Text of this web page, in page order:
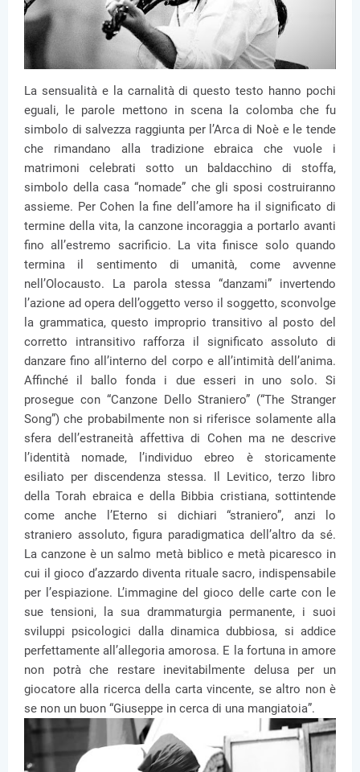
La sensualità e la carnalità di questo testo hanno pochi
eguali, le parole mettono in scena la colomba che fu
simbolo di salvezza raggiunta per l’Arca di Noè e le tende
che rimandano alla tradizione ebraica che vuole i
matrimoni celebrati sotto un baldacchino di stoffa,
simbolo della casa “nomade” che gli sposi costruiranno
assieme. Per Cohen la fine dell’amore ha il significato di
termine della vita, la canzone incoraggia a portarlo avanti
fino all’estremo sacrificio. La vita finisce solo quando
termina il sentimento di umanità, come avvenne
nell’Olocausto. La parola stessa “danzami” invertendo
l’azione ad opera dell’oggetto verso il soggetto, sconvolge
la grammatica, questo improprio transitivo al posto del
corretto intransitivo rafforza il significato assoluto di
danzare fino all’interno del corpo e all’intimità dell’anima.
Affinché il ballo fonda i due esseri in uno solo. Si
prosegue con “Canzone Dello Straniero” (“The Stranger
Song”) che probabilmente non si riferisce solamente alla
sfera dell’estraneità affettiva di Cohen ma ne descrive
l’identità nomade, l’individuo ebreo è storicamente
esiliato per discendenza stessa. Il Levitico, terzo libro
della Torah ebraica e della Bibbia cristiana, sottintende
come anche l’Eterno si dichiari “straniero”, anzi lo
straniero assoluto, figura paradigmatica dell’altro da sé.
La canzone è un salmo metà biblico e metà picaresco in
cui il gioco d’azzardo diventa rituale sacro, indispensabile
per l’espiazione. L’immagine del gioco delle carte con le
sue tensioni, la sua drammaturgia permanente, i suoi
sviluppi psicologici dalla dinamica dubbiosa, si addice
perfettamente all’allegoria amorosa. E la fortuna in amore
non potrà che restare inevitabilmente delusa per un
giocatore alla ricerca della carta vincente, se altro non è
se non un buon “Giuseppe in cerca di una mangiatoia”.